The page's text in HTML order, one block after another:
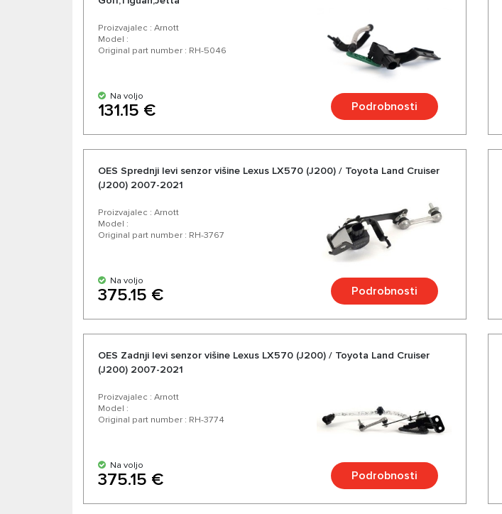
Proizvajalec : Arnott
Model :
Original part number : RH-5046
Na voljo
131.15 € Podrobnosti
OES Sprednji levi senzor višine Lexus LX570 (J200) / Toyota Land Cruiser
(J200) 2007-2021
Proizvajalec : Arnott
Model :
Original part number : RH-3767
Na voljo
375.15 € Podrobnosti
OES Zadnji levi senzor višine Lexus LX570 (J200) / Toyota Land Cruiser
(J200) 2007-2021
Proizvajalec : Arnott
Model :
Original part number : RH-3774
Na voljo
375.15 € Podrobnosti